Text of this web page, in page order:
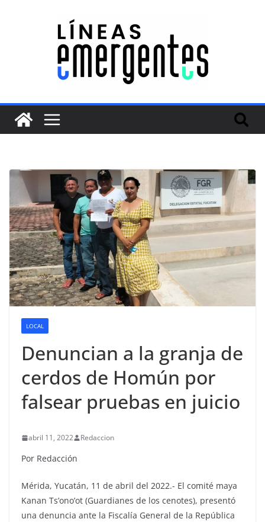
LOCAL
Denuncian a la granja de
cerdos de Homún por
falsear pruebas en juicio
abril 11, 2022 Redaccion
Por Redacción
Mérida, Yucatán, 11 de abril del 2022.- El comité maya
Kanan Ts’ono’ot (Guardianes de los cenotes), presentó
una denuncia ante la Fiscalía General de la República